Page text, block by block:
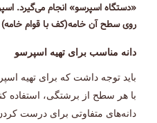
«دستگاه اسپرسو» انجام می‌گیرد.
روی سطح آن خامه(کف با قوام خامه)
دانه مناسب برای تهیه اسپرسو
باید توجه داشت که برای تهیه
با هر سطح از برشتگی، استفاده
دانه‌های متفاوتی برای درست